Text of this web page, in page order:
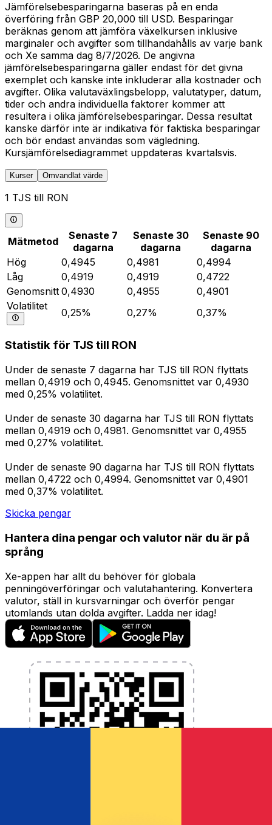
Jämförelsebesparingarna baseras på en enda
överföring från GBP 20,000 till USD. Besparingar
beräknas genom att jämföra växelkursen inklusive
marginaler och avgifter som tillhandahålls av varje bank
och Xe samma dag 8/7/2026. De angivna
jämförelsebesparingarna gäller endast för det givna
exemplet och kanske inte inkluderar alla kostnader och
avgifter. Olika valutaväxlingsbelopp, valutatyper, datum,
tider och andra individuella faktorer kommer att
resultera i olika jämförelsebesparingar. Dessa resultat
kanske därför inte är indikativa för faktiska besparingar
och bör endast användas som vägledning.
Kursjämförelsediagrammet uppdateras kvartalsvis.
Kurser Omvandlat värde
1 TJS till RON
Mätmetod
Senaste 7
dagarna
Senaste 30
dagarna
Senaste 90
dagarna
Hög
0,4945 0,4981
0,4994
Låg
0,4919 0,4919
0,4722
Genomsnitt 0,4930 0,4955
0,4901
Volatilitet
0,25% 0,27% 0,37%
Statistik för TJS till RON
Under de senaste 7 dagarna har TJS till RON flyttats
mellan 0,4919 och 0,4945. Genomsnittet var 0,4930
med 0,25% volatilitet.
Under de senaste 30 dagarna har TJS till RON flyttats
mellan 0,4919 och 0,4981. Genomsnittet var 0,4955
med 0,27% volatilitet.
Under de senaste 90 dagarna har TJS till RON flyttats
mellan 0,4722 och 0,4994. Genomsnittet var 0,4901
med 0,37% volatilitet.
Skicka pengar
Hantera dina pengar och valutor när du är på
språng
Xe-appen har allt du behöver för globala
penningöverföringar och valutahantering. Konvertera
valutor, ställ in kursvarningar och överför pengar
utomlands utan dolda avgifter. Ladda ner idag!